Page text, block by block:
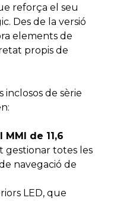
reforça el seu
Des de la versió
elements de
propis de
inclosos de sèrie
de 11,6
gestionar totes les
navegació de
LED, que